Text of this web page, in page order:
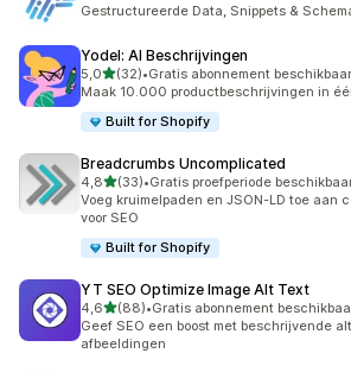
Gestructureerde Data, Snippets &
Yodel: AI Beschrijvingen
5,0van 5 sterren
(32)
32 recensies in totaal
•Gratis abonnement beschikbaar
Maak 10.000 productbeschrijvingen in
Built for Shopify
Breadcrumbs Uncomplicated
4,8van 5 sterren
(33)
33 recensies in totaal
•Gratis proefperiode
Voeg kruimelpaden en JSON-LD toe aan
voor SEO
Built for Shopify
YT SEO Optimize Image Alt Text
4,6van 5 sterren
(88)
88 recensies in totaal
•Gratis abonnement
Geef SEO een boost met beschrijvende
afbeeldingen